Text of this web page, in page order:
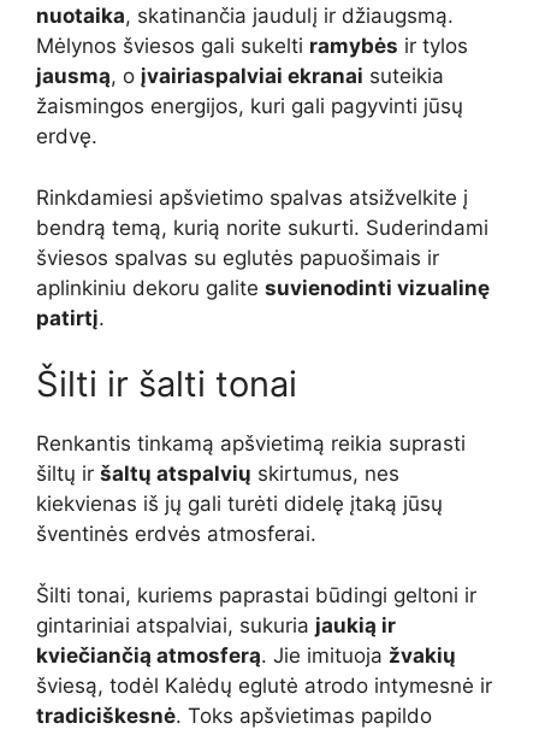
nuotaika, skatinančia jaudulį ir džiaugsmą.
Mėlynos šviesos gali sukelti ramybės ir tylos
jausmą, o įvairiaspalviai ekranai suteikia
žaismingos energijos, kuri gali pagyvinti jūsų
erdvę.
Rinkdamiesi apšvietimo spalvas atsižvelkite į
bendrą temą, kurią norite sukurti. Suderindami
šviesos spalvas su eglutės papuošimais ir
aplinkiniu dekoru galite suvienodinti vizualinę
patirtį.
Šilti ir šalti tonai
Renkantis tinkamą apšvietimą reikia suprasti
šiltų ir šaltų atspalvių skirtumus, nes
kiekvienas iš jų gali turėti didelę įtaką jūsų
šventinės erdvės atmosferai.
Šilti tonai, kuriems paprastai būdingi geltoni ir
gintariniai atspalviai, sukuria jaukią ir
kviečiančią atmosferą. Jie imituoja žvakių
šviesą, todėl Kalėdų eglutė atrodo intymesnė ir
tradiciškesnė. Toks apšvietimas papildo